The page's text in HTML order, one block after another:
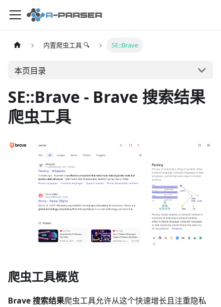
内置爬虫工具 🔍 SE::Brave
本页目录
SE::Brave - Brave 搜索结果
爬虫工具
爬虫工具概览
Brave 搜索结果爬虫工具允许从这个快速增长且注重隐私